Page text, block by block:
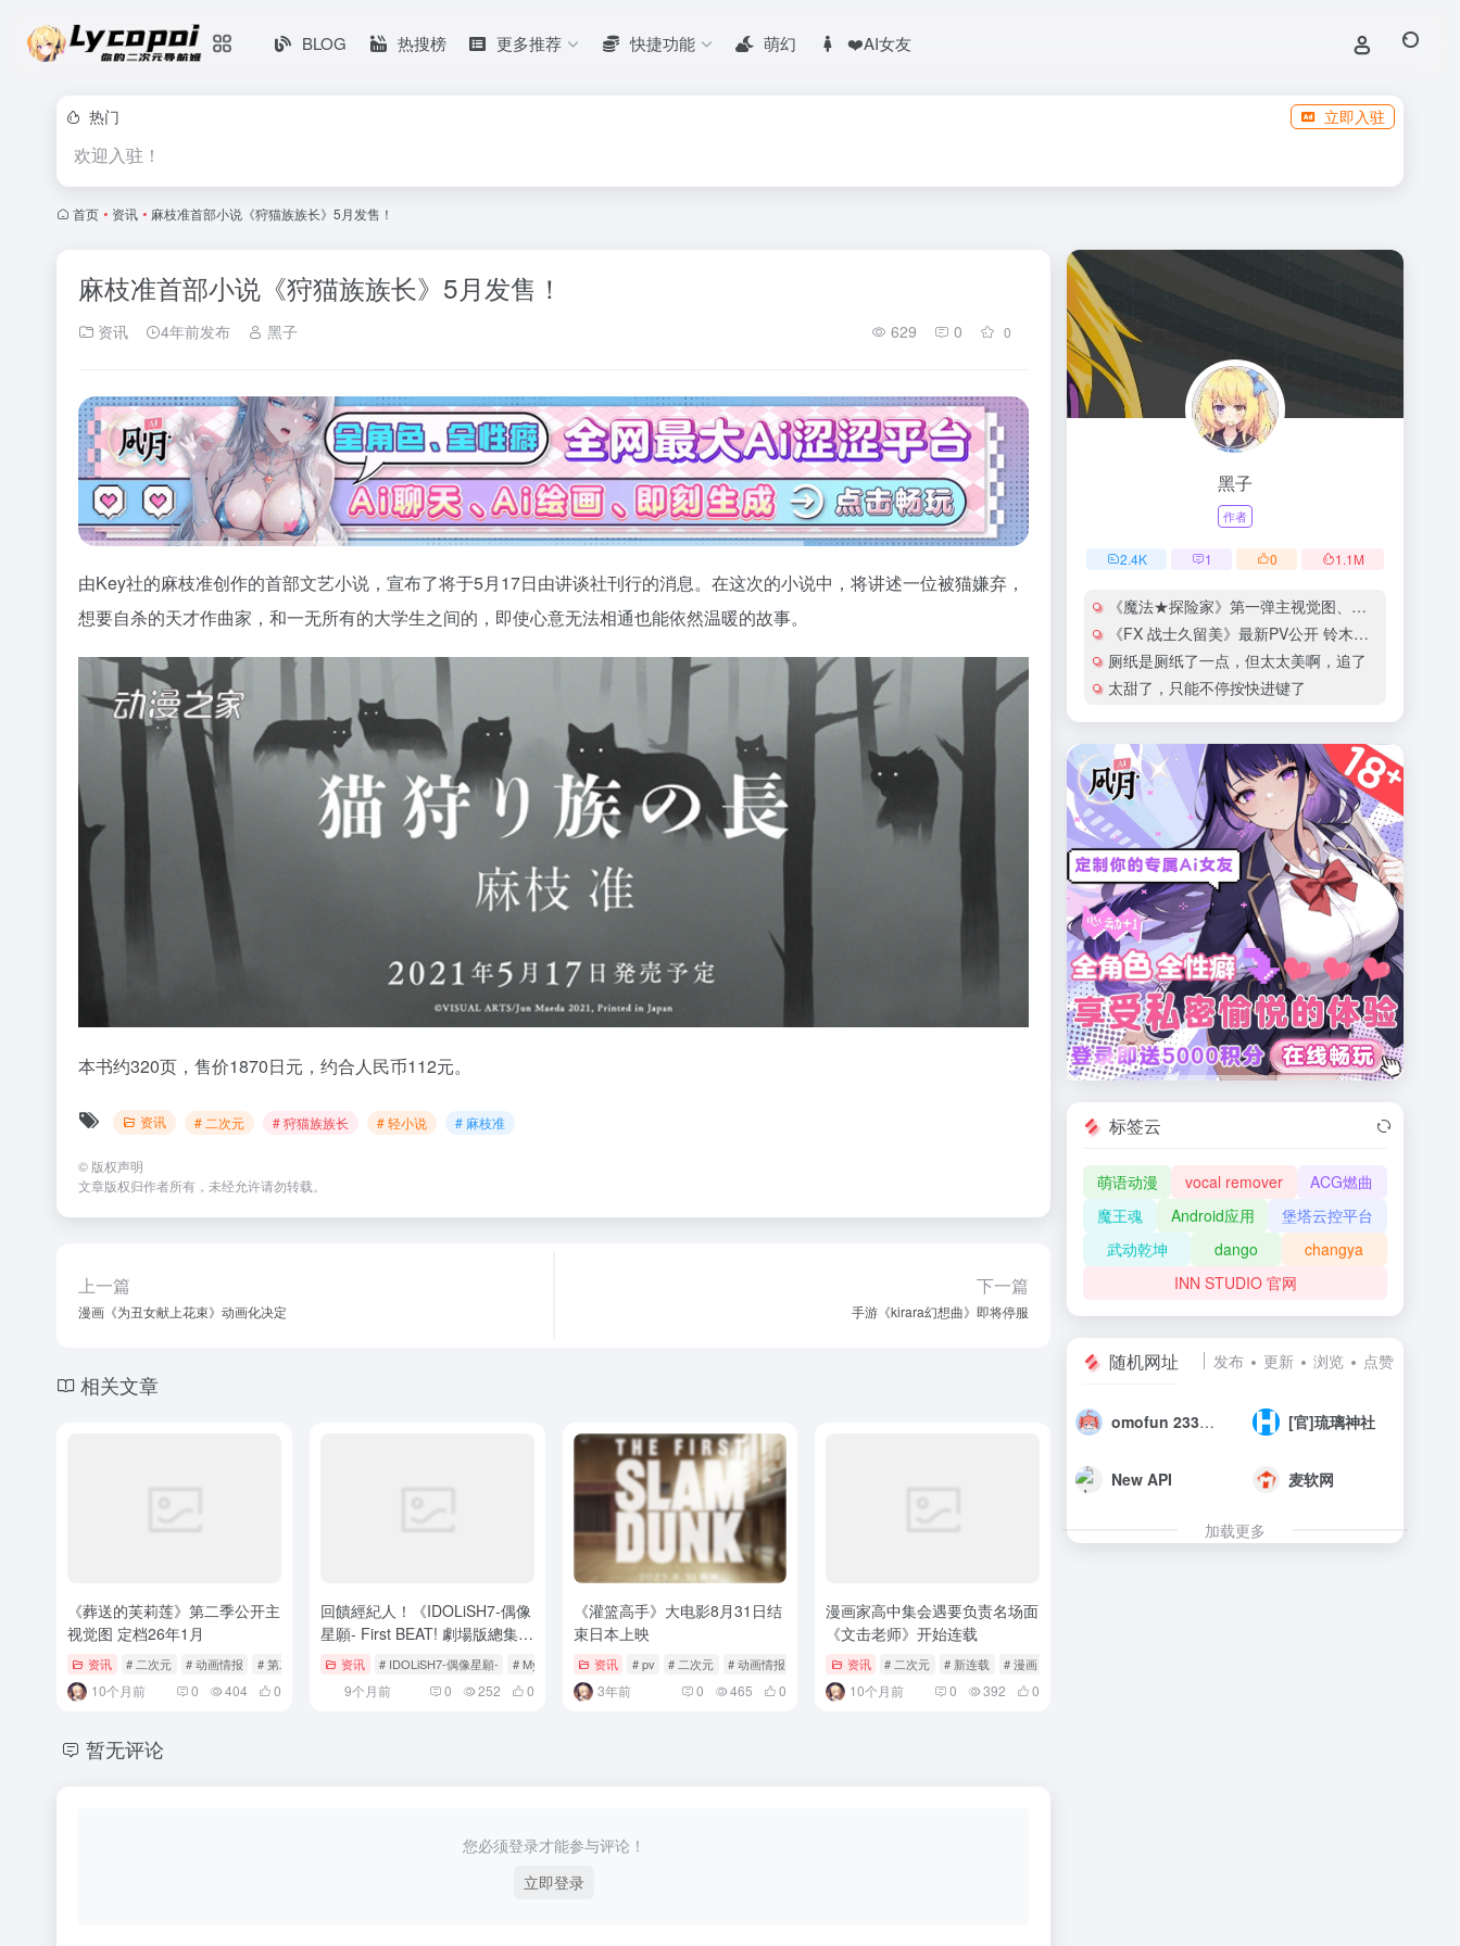
BLOG 热搜榜 更多推荐 快捷功能 萌幻 ❤️AI女友
热门 立即入驻
欢迎入驻！
首页 • 资讯 • 麻枝准首部小说《狩猫族族长》5月发售！
麻枝准首部小说《狩猫族族长》5月发售！
资讯 4年前发布 黑子 629 0 0
由Key社的麻枝准创作的首部文艺小说，宣布了将于5月17日由讲谈社刊行的消息。在这次的小说中，将讲述一位被猫嫌弃，
想要自杀的天才作曲家，和一无所有的大学生之间的，即使心意无法相通也能依然温暖的故事。
本书约320页，售价1870日元，约合人民币112元。
资讯 # 二次元 # 狩猫族族长 # 轻小说 # 麻枝准
© 版权声明
文章版权归作者所有，未经允许请勿转载。
上一篇
漫画《为丑女献上花束》动画化决定
下一篇
手游《kirara幻想曲》即将停服
相关文章
《葬送的芙莉莲》第二季公开主
视觉图 定档26年1月
资讯 # 二次元 # 动画情报 # 第二季
10个月前 0 404 0
回饋經紀人！《IDOLiSH7-偶像
星願- First BEAT! 劇場版總集
篇》主題Café將於11月7日起台
资讯 # IDOLiSH7-偶像星願- # MyAnime Café # 主題餐廳
9个月前 0 252 0
《灌篮高手》大电影8月31日结
束日本上映
资讯 # pv # 二次元 # 动画情报
3年前 0 465 0
漫画家高中集会遇要负责名场面
《文击老师》开始连载
资讯 # 二次元 # 新连载 # 漫画
10个月前 0 392 0
暂无评论
您必须登录才能参与评论！
立即登录
黑子
作者
2.4K 1 0 1.1M
《魔法★探险家》第一弹主视觉图、正式PV公开
《FX 战士久留美》最新PV公开 铃木爱奈献唱片尾曲
厕纸是厕纸了一点，但太太美啊，追了
太甜了，只能不停按快进键了
标签云
萌语动漫 vocal remover
ACG燃曲
魔王魂
Android应用
堡塔云控平台
武动乾坤
dango
changya
INN STUDIO 官网
随机网址 发布 更新 浏览 点赞
omofun 233动漫 [官]琉璃神社
New API 麦软网
加载更多